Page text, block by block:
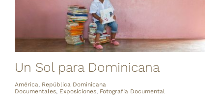
Un Sol para Dominicana
América, República Dominicana
Documentales, Exposiciones, Fotografía Documental